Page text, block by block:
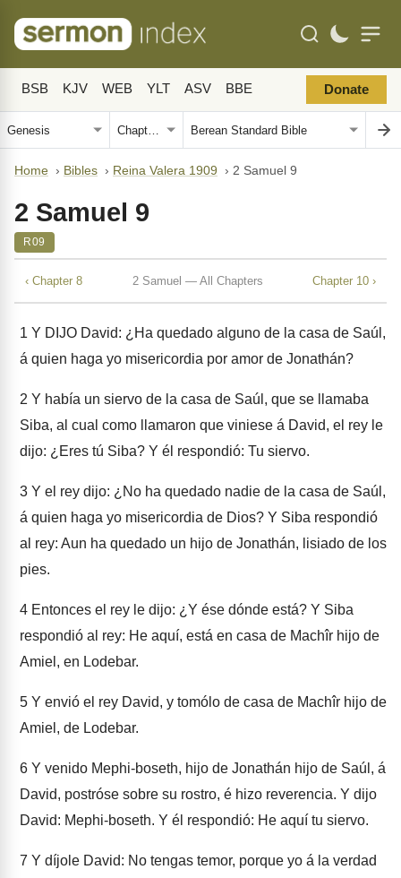
BSB KJV WEB YLT ASV BBE Donate
Home › Bibles › Reina Valera 1909 › 2 Samuel 9
2 Samuel 9
R09
‹ Chapter 8 2 Samuel — All Chapters Chapter 10 ›
1 Y DIJO David: ¿Ha quedado alguno de la casa de Saúl,
á quien haga yo misericordia por amor de Jonathán?
2 Y había un siervo de la casa de Saúl, que se llamaba
Siba, al cual como llamaron que viniese á David, el rey le
dijo: ¿Eres tú Siba? Y él respondió: Tu siervo.
3 Y el rey dijo: ¿No ha quedado nadie de la casa de Saúl,
á quien haga yo misericordia de Dios? Y Siba respondió
al rey: Aun ha quedado un hijo de Jonathán, lisiado de los
pies.
4 Entonces el rey le dijo: ¿Y ése dónde está? Y Siba
respondió al rey: He aquí, está en casa de Machîr hijo de
Amiel, en Lodebar.
5 Y envió el rey David, y tomólo de casa de Machîr hijo de
Amiel, de Lodebar.
6 Y venido Mephi-boseth, hijo de Jonathán hijo de Saúl, á
David, postróse sobre su rostro, é hizo reverencia. Y dijo
David: Mephi-boseth. Y él respondió: He aquí tu siervo.
7 Y díjole David: No tengas temor, porque yo á la verdad